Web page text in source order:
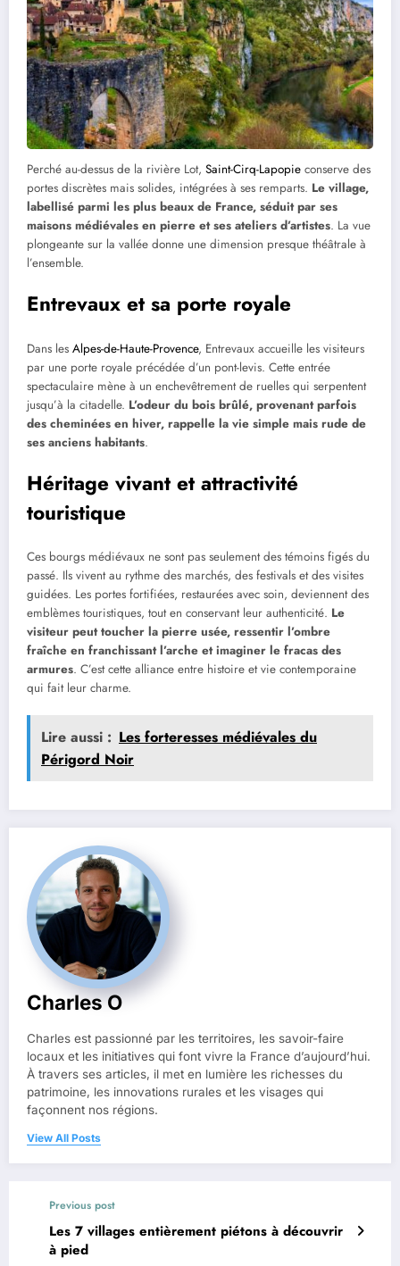
Perché au-dessus de la rivière Lot, Saint-Cirq-Lapopie conserve des
portes discrètes mais solides, intégrées à ses remparts. Le village,
labellisé parmi les plus beaux de France, séduit par ses
maisons médiévales en pierre et ses ateliers d’artistes. La vue
plongeante sur la vallée donne une dimension presque théâtrale à
l’ensemble.
Entrevaux et sa porte royale
Dans les Alpes-de-Haute-Provence, Entrevaux accueille les visiteurs
par une porte royale précédée d’un pont-levis. Cette entrée
spectaculaire mène à un enchevêtrement de ruelles qui serpentent
jusqu’à la citadelle. L’odeur du bois brûlé, provenant parfois
des cheminées en hiver, rappelle la vie simple mais rude de
ses anciens habitants.
Héritage vivant et attractivité
touristique
Ces bourgs médiévaux ne sont pas seulement des témoins figés du
passé. Ils vivent au rythme des marchés, des festivals et des visites
guidées. Les portes fortifiées, restaurées avec soin, deviennent des
emblèmes touristiques, tout en conservant leur authenticité. Le
visiteur peut toucher la pierre usée, ressentir l’ombre
fraîche en franchissant l’arche et imaginer le fracas des
armures. C’est cette alliance entre histoire et vie contemporaine
qui fait leur charme.
Lire aussi : Les forteresses médiévales du
Périgord Noir
Charles O
Charles est passionné par les territoires, les savoir-faire
locaux et les initiatives qui font vivre la France d’aujourd’hui.
À travers ses articles, il met en lumière les richesses du
patrimoine, les innovations rurales et les visages qui
façonnent nos régions.
View All Posts
Previous post
Les 7 villages entièrement piétons à découvrir
à pied